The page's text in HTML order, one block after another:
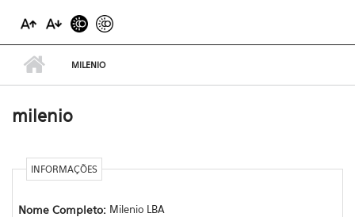
MILENIO
milenio
INFORMAÇÕES
Nome Completo: Milenio LBA